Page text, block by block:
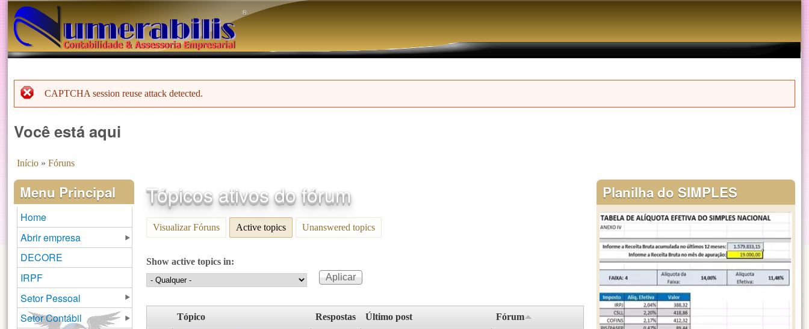
®️
Menssagem de erro
CAPTCHA session reuse attack detected.
Você está aqui
Início »Fóruns
Tópicos ativos do fórum
Visualizar Fóruns Active topics (aba ativa)
Unanswered topics
Show active topics in:
Tópico Respostas Último post Fórum
Menu Principal
Home
Abrir empresa
DECORE
IRPF
Setor Pessoal
Setor Contábil
Planilha do SIMPLES